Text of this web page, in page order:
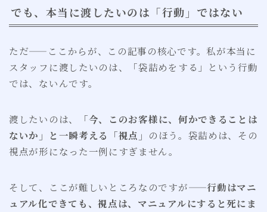
でも、本当に渡したいのは「行動」ではない
ただ——ここからが、この記事の核心です。私が本当に
スタッフに渡したいのは、「袋詰めをする」という行動
では、ないんです。
渡したいのは、
「今、このお客様に、何かできることは
ないか」と一瞬考える「視点」 のほう。袋詰めは、その
視点が形になった一例にすぎません。
そして、ここが難しいところなのですが——行動はマニ
ュアル化できても、視点は、マニュアルにすると死にま